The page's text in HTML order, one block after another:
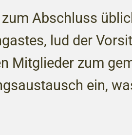
Abschluss
lud der
Mitglieder zum
ein,